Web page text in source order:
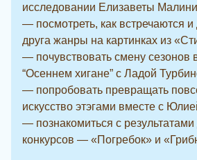
исследовании Елизаветы
— посмотреть, как встречаются
друга жанры на картинках из
— почувствовать смену сезонов
“Осеннем хигане” с Ладой
— попробовать превращать
искусство этэгами вместе с
— познакомиться с результатами
конкурсов — «Погребок» и